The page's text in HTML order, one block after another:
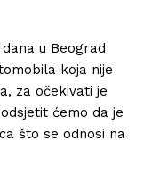
u Beograd
koja nije
za očekivati je
ćemo da je
što se odnosi na